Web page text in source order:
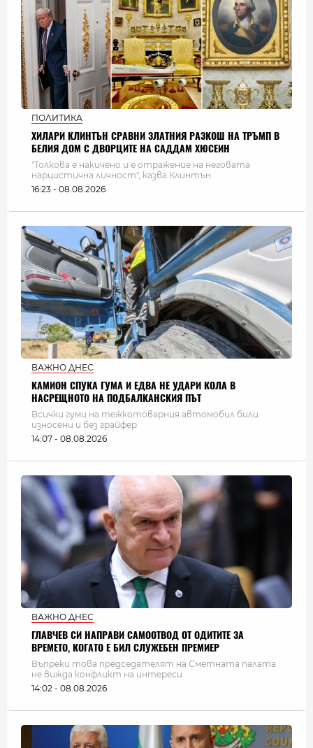
ПОЛИТИКА
ХИЛАРИ КЛИНТЪН СРАВНИ ЗЛАТНИЯ РАЗКОШ НА ТРЪМП В
БЕЛИЯ ДОМ С ДВОРЦИТЕ НА САДДАМ ХЮСЕИН
"Толкова е накичено и е отражение на неговата
нарцистична личност", казва Клинтън
16:23 - 08.08.2026
ВАЖНО ДНЕС
КАМИОН СПУКА ГУМА И ЕДВА НЕ УДАРИ КОЛА В
НАСРЕЩНОТО НА ПОДБАЛКАНСКИЯ ПЪТ
Всички гуми на тежкотоварния автомобил били
износени и без грайфер
14:07 - 08.08.2026
ВАЖНО ДНЕС
ГЛАВЧЕВ СИ НАПРАВИ САМООТВОД ОТ ОДИТИТЕ ЗА
ВРЕМЕТО, КОГАТО Е БИЛ СЛУЖЕБЕН ПРЕМИЕР
Въпреки това председателят на Сметната палата
не вижда конфликт на интереси
14:02 - 08.08.2026